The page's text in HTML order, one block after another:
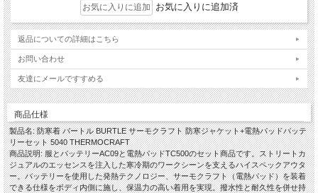
お気に入りに追加済
返品についての詳細はこちら
お問い合わせ
友達にメールですすめる
商品仕様
製品名: 防寒着 バートル BURTLE サーモクラフト 防寒ジャケット+電熱パッドバッテ
リーセット 5040 THERMOCRAFT
商品説明: 服とバッテリーAC09と電熱パッドTC500のセット商品です。ストリートカ
ジュアルのエッセンスを注入した寒冷期のワークシーンを支えるハイスペックアウタ
ー。バッテリーを使用した発熱テクノロジー、サーモクラフト（電熱パッド）を装着
できる仕様をボディ内側に施し、保温力の高い着用を実現。撥水性と耐久性を併せ持